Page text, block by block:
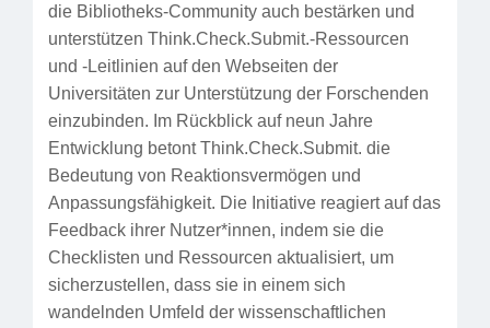
die Bibliotheks-Community auch bestärken und
unterstützen Think.Check.Submit.-Ressourcen
und -Leitlinien auf den Webseiten der
Universitäten zur Unterstützung der Forschenden
einzubinden. Im Rückblick auf neun Jahre
Entwicklung betont Think.Check.Submit. die
Bedeutung von Reaktionsvermögen und
Anpassungsfähigkeit. Die Initiative reagiert auf das
Feedback ihrer Nutzer*innen, indem sie die
Checklisten und Ressourcen aktualisiert, um
sicherzustellen, dass sie in einem sich
wandelnden Umfeld der wissenschaftlichen